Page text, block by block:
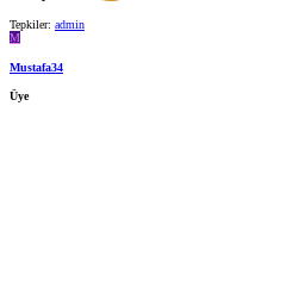
Tepkiler: admin
M
Mustafa34
Üye